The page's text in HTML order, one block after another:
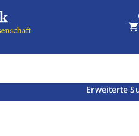
Erweiterte
shopping_cart